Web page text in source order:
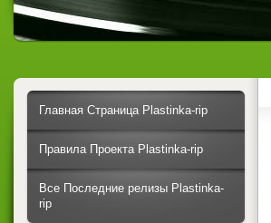
Главная Страница Plastinka-rip
Правила Проекта Plastinka-rip
Все Последние релизы Plastinka-
rip